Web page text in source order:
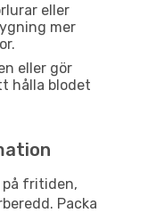
eller
mer
eller gör
hålla blodet
på fritiden,
Packa